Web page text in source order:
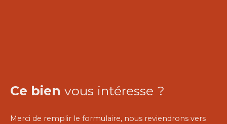
Ce bien vous intéresse ?
Merci de remplir le formulaire, nous reviendrons vers